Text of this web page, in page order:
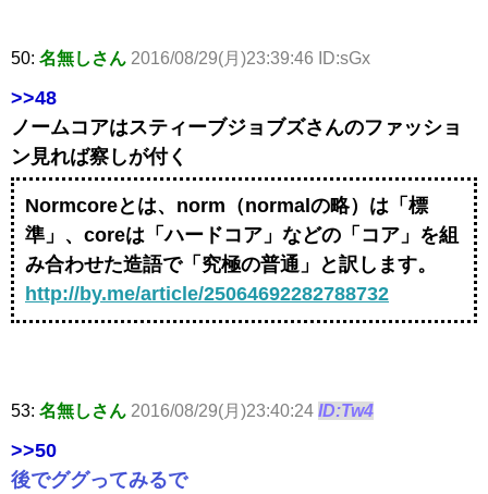
50: 名無しさん 2016/08/29(月)23:39:46 ID:sGx
>>48
ノームコアはスティーブジョブズさんのファッショ
ン見れば察しが付く
Normcoreとは、norm（normalの略）は「標
準」、coreは「ハードコア」などの「コア」を組
み合わせた造語で「究極の普通」と訳します。
http://by.me/article/25064692282788732
53: 名無しさん 2016/08/29(月)23:40:24 ID:Tw4
>>50
後でググってみるで